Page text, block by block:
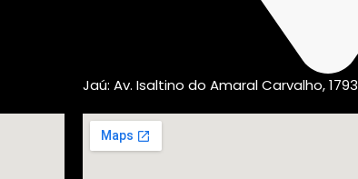
Jaú: Av. Isaltino do Amaral Carvalho, 1793